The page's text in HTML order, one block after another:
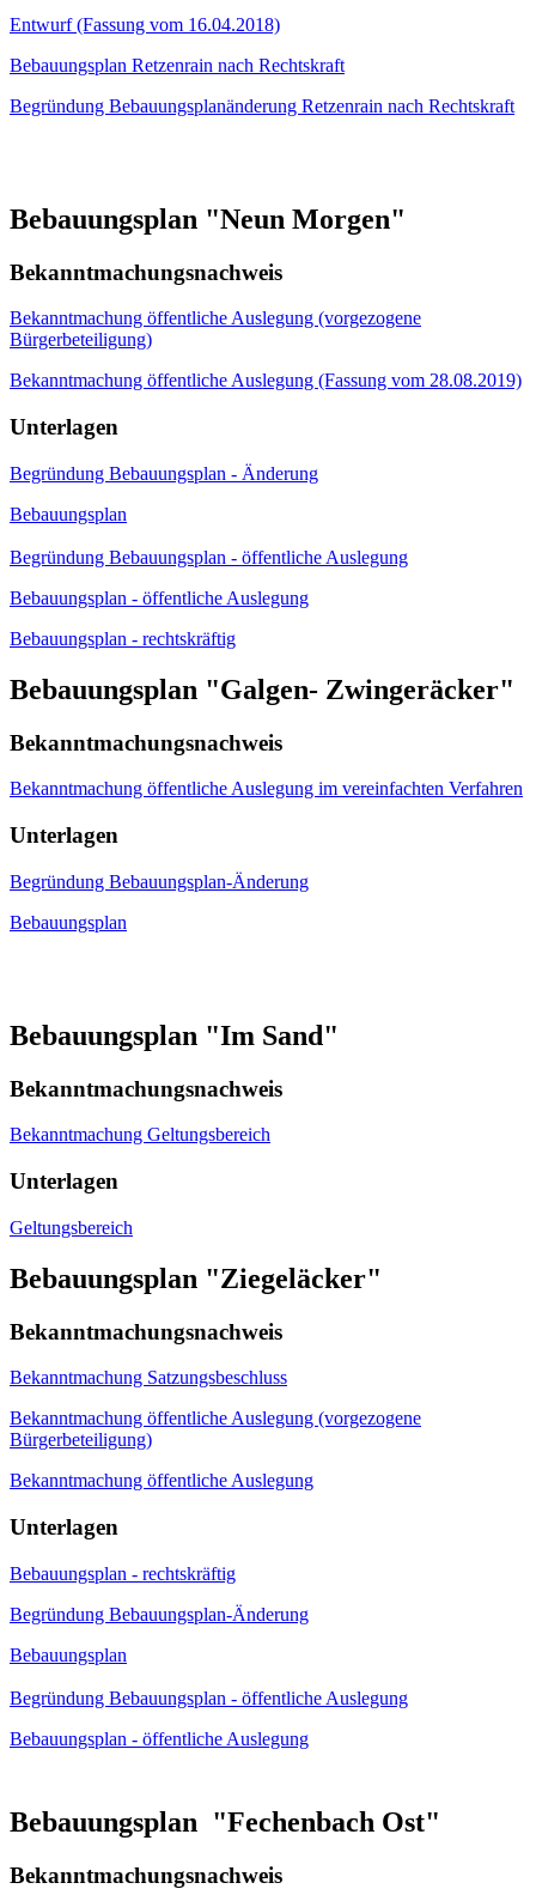
Entwurf (Fassung vom 16.04.2018)
Bebauungsplan Retzenrain nach Rechtskraft
Begründung Bebauungsplanänderung Retzenrain nach Rechtskraft
Bebauungsplan "Neun Morgen"
Bekanntmachungsnachweis
Bekanntmachung öffentliche Auslegung (vorgezogene
Bürgerbeteiligung)
Bekanntmachung öffentliche Auslegung (Fassung vom 28.08.2019)
Unterlagen
Begründung Bebauungsplan - Änderung
Bebauungsplan
Begründung Bebauungsplan - öffentliche Auslegung
Bebauungsplan - öffentliche Auslegung
Bebauungsplan - rechtskräftig
Bebauungsplan "Galgen- Zwingeräcker"
Bekanntmachungsnachweis
Bekanntmachung öffentliche Auslegung im vereinfachten Verfahren
Unterlagen
Begründung Bebauungsplan-Änderung
Bebauungsplan
Bebauungsplan "Im Sand"
Bekanntmachungsnachweis
Bekanntmachung Geltungsbereich
Unterlagen
Geltungsbereich
Bebauungsplan "Ziegeläcker"
Bekanntmachungsnachweis
Bekanntmachung Satzungsbeschluss
Bekanntmachung öffentliche Auslegung (vorgezogene
Bürgerbeteiligung)
Bekanntmachung öffentliche Auslegung
Unterlagen
Bebauungsplan - rechtskräftig
Begründung Bebauungsplan-Änderung
Bebauungsplan
Begründung Bebauungsplan - öffentliche Auslegung
Bebauungsplan - öffentliche Auslegung
Bebauungsplan "Fechenbach Ost"
Bekanntmachungsnachweis